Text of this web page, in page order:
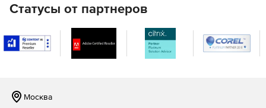
проекта и лишены доступа к системе техподдержки и
биллинга в целях соблюдения приватности клиентов.
Статусы от партнеров
Москва